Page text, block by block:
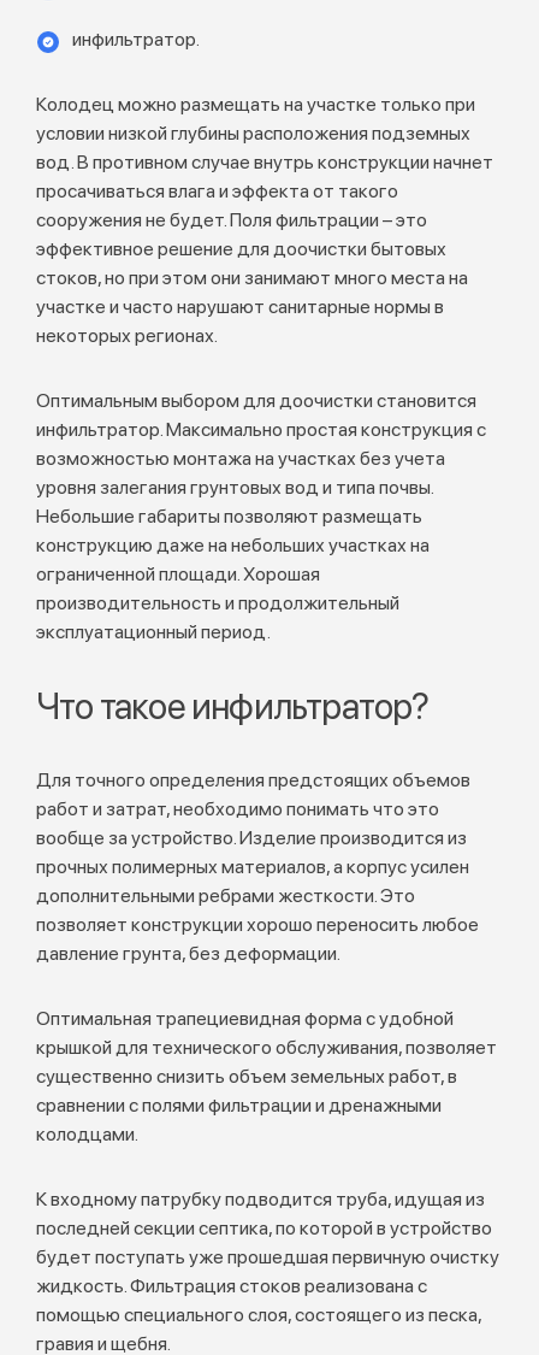
инфильтратор.
Колодец можно размещать на участке только при
условии низкой глубины расположения подземных
вод. В противном случае внутрь конструкции начнет
просачиваться влага и эффекта от такого
сооружения не будет. Поля фильтрации – это
эффективное решение для доочистки бытовых
стоков, но при этом они занимают много места на
участке и часто нарушают санитарные нормы в
некоторых регионах.
Оптимальным выбором для доочистки становится
инфильтратор. Максимально простая конструкция с
возможностью монтажа на участках без учета
уровня залегания грунтовых вод и типа почвы.
Небольшие габариты позволяют размещать
конструкцию даже на небольших участках на
ограниченной площади. Хорошая
производительность и продолжительный
эксплуатационный период.
Что такое инфильтратор?
Для точного определения предстоящих объемов
работ и затрат, необходимо понимать что это
вообще за устройство. Изделие производится из
прочных полимерных материалов, а корпус усилен
дополнительными ребрами жесткости. Это
позволяет конструкции хорошо переносить любое
давление грунта, без деформации.
Оптимальная трапециевидная форма с удобной
крышкой для технического обслуживания, позволяет
существенно снизить объем земельных работ, в
сравнении с полями фильтрации и дренажными
колодцами.
К входному патрубку подводится труба, идущая из
последней секции септика, по которой в устройство
будет поступать уже прошедшая первичную очистку
жидкость. Фильтрация стоков реализована с
помощью специального слоя, состоящего из песка,
гравия и щебня.